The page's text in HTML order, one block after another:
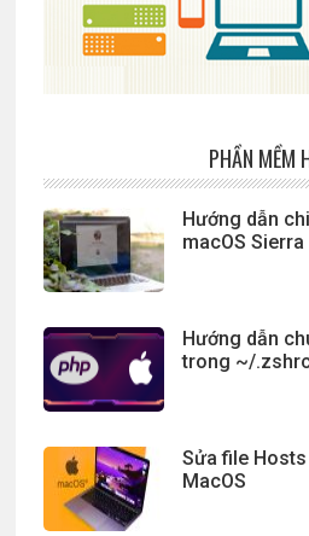
PHẦN MỀM
Hướng dẫn
macOS Sierra
Hướng dẫn
trong ~/
Sửa file
MacOS